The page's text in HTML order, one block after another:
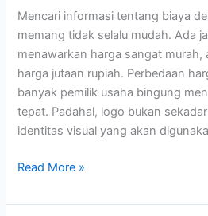
Mencari informasi tentang biaya
memang tidak selalu mudah. Ada
menawarkan harga sangat murah,
harga jutaan rupiah. Perbedaan
banyak pemilik usaha bingung
tepat. Padahal, logo bukan
identitas visual yang akan
Read More »